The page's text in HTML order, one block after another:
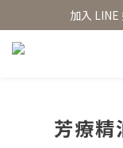
香氛水氧
加入
香氛水氧
芳療精